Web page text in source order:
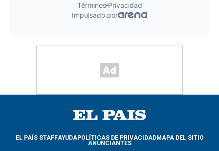
EL PAÍS STAFFAYUDAPOLÍTICAS DE PRIVACIDADMAPA DEL SITIO
ANUNCIANTES